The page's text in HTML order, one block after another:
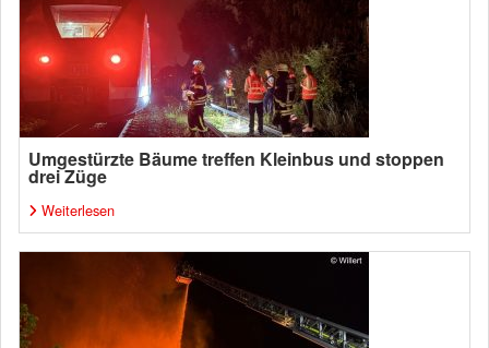
Umgestürzte Bäume treffen Kleinbus und stoppen
drei Züge
Weiterlesen